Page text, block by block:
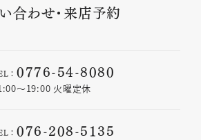
合わせ・来店予約
： 0776-54-8080
〜19:00 火曜定休
： 076-208-5135